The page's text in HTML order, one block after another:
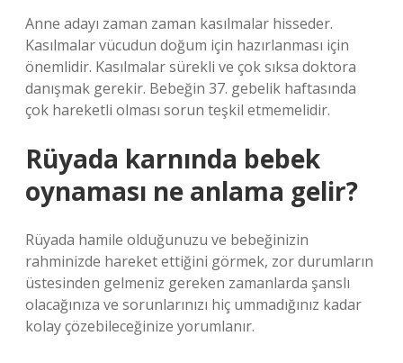
Anne adayı zaman zaman kasılmalar hisseder.
Kasılmalar vücudun doğum için hazırlanması için
önemlidir. Kasılmalar sürekli ve çok sıksa doktora
danışmak gerekir. Bebeğin 37. gebelik haftasında
çok hareketli olması sorun teşkil etmemelidir.
Rüyada karnında bebek
oynaması ne anlama gelir?
Rüyada hamile olduğunuzu ve bebeğinizin
rahminizde hareket ettiğini görmek, zor durumların
üstesinden gelmeniz gereken zamanlarda şanslı
olacağınıza ve sorunlarınızı hiç ummadığınız kadar
kolay çözebileceğinize yorumlanır.